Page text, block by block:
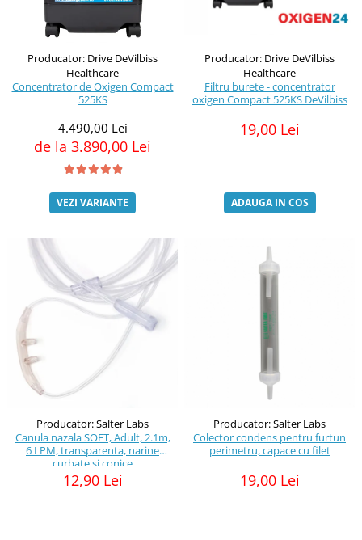
Producator: Drive DeVilbiss
Healthcare
Concentrator de Oxigen Compact
525KS
4.490,00 Lei
de la 3.890,00 Lei
VEZI VARIANTE
Producator: Drive DeVilbiss
Healthcare
Filtru burete - concentrator
oxigen Compact 525KS DeVilbiss
19,00 Lei
ADAUGA IN COS
Producator: Salter Labs
Canula nazala SOFT, Adult, 2.1m,
6 LPM, transparenta, narine
curbate si conice
12,90 Lei
Producator: Salter Labs
Colector condens pentru furtun
perimetru, capace cu filet
19,00 Lei